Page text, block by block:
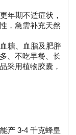
年期不适症状，
，急需补充天然
糖、血脂及肥胖
、不吃早餐、长
采用植物胶囊，
产 3-4 千克蜂皇